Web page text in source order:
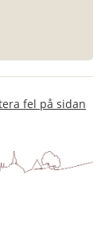
fel på sidan